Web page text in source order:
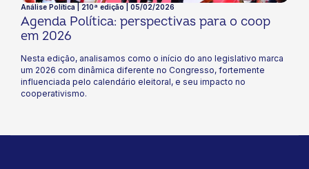
Análise Política | 210ª edição | 05/02/2026
Agenda Política: perspectivas para o coop
em 2026
Nesta edição, analisamos como o início do ano legislativo marca
um 2026 com dinâmica diferente no Congresso, fortemente
influenciada pelo calendário eleitoral, e seu impacto no
cooperativismo.